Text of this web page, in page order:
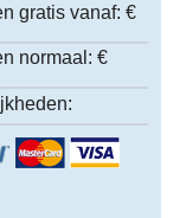
gratis vanaf: €
normaal: €